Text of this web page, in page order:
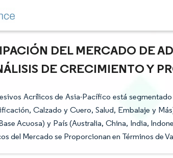
DEL MERCADO DE
DE CRECIMIENTO Y
Acrílicos de Asia-Pacífico está
Calzado y Cuero, Salud, Embalaje y
Acuosa) y País (Australia, China, India,
del Mercado se Proporcionan en Términos de